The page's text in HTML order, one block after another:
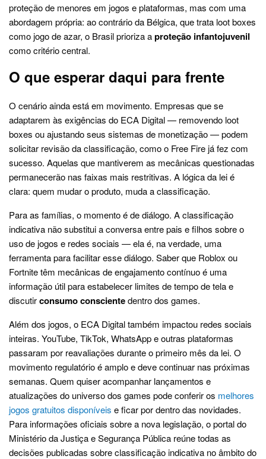
proteção de menores em jogos e plataformas, mas com uma
abordagem própria: ao contrário da Bélgica, que trata loot boxes
como jogo de azar, o Brasil prioriza aproteção infantojuvenil
como critério central.
O que esperar daqui para frente
O cenário ainda está em movimento. Empresas que se
adaptarem às exigências do ECA Digital — removendo loot
boxes ou ajustando seus sistemas de monetização — podem
solicitar revisão da classificação, como o Free Fire já fez com
sucesso. Aquelas que mantiverem as mecânicas questionadas
permanecerão nas faixas mais restritivas. A lógica da lei é
clara: quem mudar o produto, muda a classificação.
Para as famílias, o momento é de diálogo. A classificação
indicativa não substitui a conversa entre pais e filhos sobre o
uso de jogos e redes sociais — ela é, na verdade, uma
ferramenta para facilitar esse diálogo. Saber que Roblox ou
Fortnite têm mecânicas de engajamento contínuo é uma
informação útil para estabelecer limites de tempo de tela e
discutirconsumo conscientedentro dos games.
Além dos jogos, o ECA Digital também impactou redes sociais
inteiras. YouTube, TikTok, WhatsApp e outras plataformas
passaram por reavaliações durante o primeiro mês da lei. O
movimento regulatório é amplo e deve continuar nas próximas
semanas. Quem quiser acompanhar lançamentos e
atualizações do universo dos games pode conferir os melhores
jogos gratuitos disponíveis e ficar por dentro das novidades.
Para informações oficiais sobre a nova legislação, o portal do
Ministério da Justiça e Segurança Pública reúne todas as
decisões publicadas sobre classificação indicativa no âmbito do